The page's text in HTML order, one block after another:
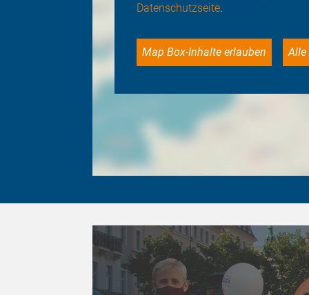
Datenschutzseite.
Map Box-Inhalte erlauben